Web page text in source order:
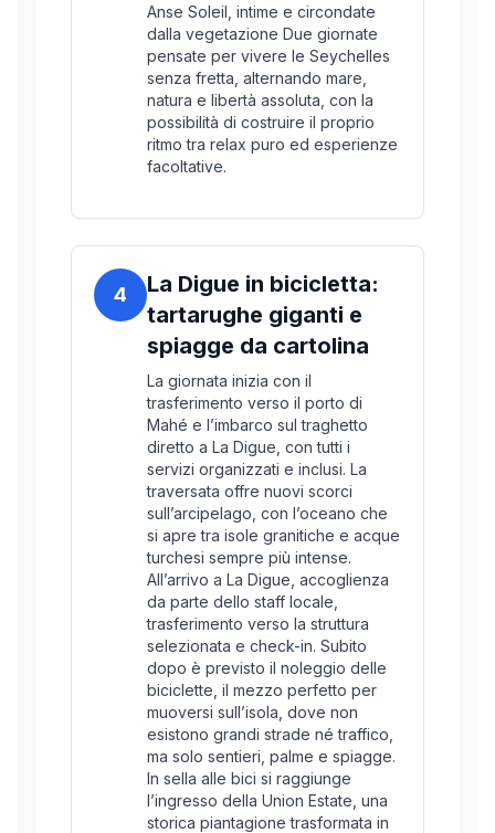
Anse Soleil, intime e circondate
dalla vegetazione Due giornate
pensate per vivere le Seychelles
senza fretta, alternando mare,
natura e libertà assoluta, con la
possibilità di costruire il proprio
ritmo tra relax puro ed esperienze
facoltative.
4
La Digue in bicicletta:
tartarughe giganti e
spiagge da cartolina
La giornata inizia con il
trasferimento verso il porto di
Mahé e l’imbarco sul traghetto
diretto a La Digue, con tutti i
servizi organizzati e inclusi. La
traversata offre nuovi scorci
sull’arcipelago, con l’oceano che
si apre tra isole granitiche e acque
turchesi sempre più intense.
All’arrivo a La Digue, accoglienza
da parte dello staff locale,
trasferimento verso la struttura
selezionata e check-in. Subito
dopo è previsto il noleggio delle
biciclette, il mezzo perfetto per
muoversi sull’isola, dove non
esistono grandi strade né traffico,
ma solo sentieri, palme e spiagge.
In sella alle bici si raggiunge
l’ingresso della Union Estate, una
storica piantagione trasformata in